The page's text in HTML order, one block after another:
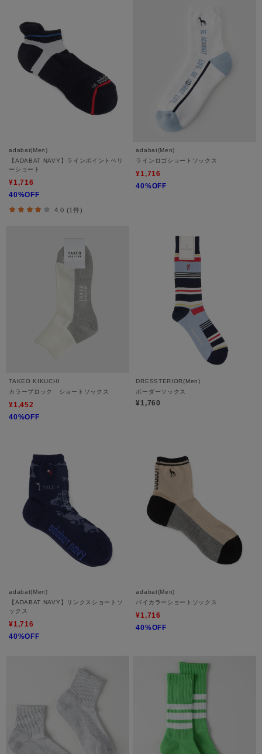
adabat(Men)
【ADABAT NAVY】ラインポイントベリ
ーショート
¥1,716
40%OFF
4.0 (1件)
adabat(Men)
ラインロゴショートソックス
¥1,716
40%OFF
TAKEO KIKUCHI
カラーブロック ショートソックス
¥1,452
40%OFF
DRESSTERIOR(Men)
ボーダーソックス
¥1,760
adabat(Men)
【ADABAT NAVY】リンクスショートソ
ックス
¥1,716
40%OFF
adabat(Men)
バイカラーショートソックス
¥1,716
40%OFF